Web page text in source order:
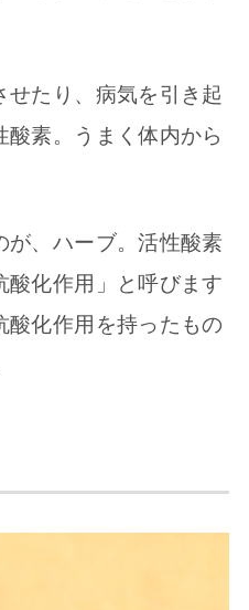
たり、病気を引き起
酸素。うまく体内から
が、ハーブ。活性酸素
酸化作用」と呼びます
酸化作用を持ったもの